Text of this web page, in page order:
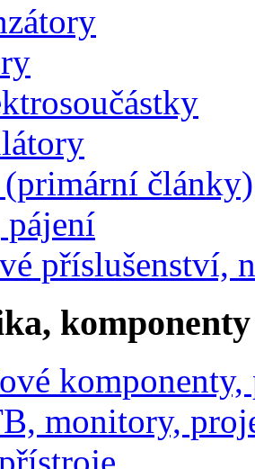
(primární články)
pájení
příslušenství,
komponenty
monitory,